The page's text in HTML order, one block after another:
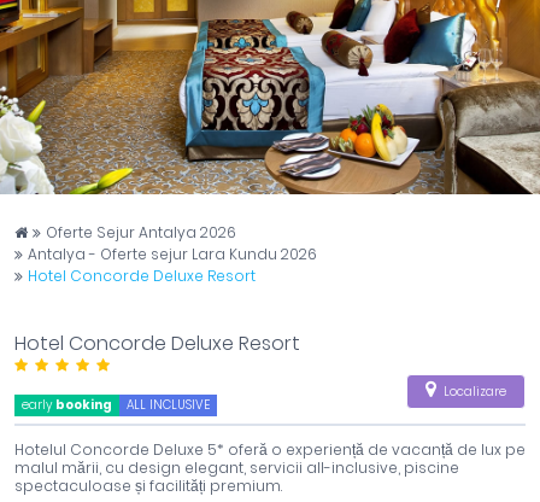
Captain Travel
Oferte Sejur Antalya 2026
Antalya - Oferte sejur Lara Kundu 2026
Hotel Concorde Deluxe Resort
Hotel Concorde Deluxe Resort
early booking ALL INCLUSIVE
Localizare
Hotelul Concorde Deluxe 5* oferă o experiență de vacanță de lux pe
malul mării, cu design elegant, servicii all-inclusive, piscine
spectaculoase și facilități premium.